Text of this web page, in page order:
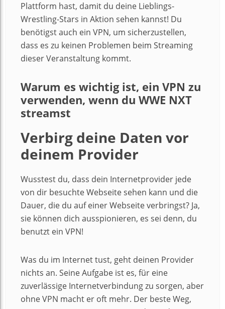
Plattform hast, damit du deine Lieblings-
Wrestling-Stars in Aktion sehen kannst! Du
benötigst auch ein VPN, um sicherzustellen,
dass es zu keinen Problemen beim Streaming
dieser Veranstaltung kommt.
Warum es wichtig ist, ein VPN zu
verwenden, wenn du WWE NXT
streamst
Verbirg deine Daten vor
deinem Provider
Wusstest du, dass dein Internetprovider jede
von dir besuchte Webseite sehen kann und die
Dauer, die du auf einer Webseite verbringst? Ja,
sie können dich ausspionieren, es sei denn, du
benutzt ein VPN!
Was du im Internet tust, geht deinen Provider
nichts an. Seine Aufgabe ist es, für eine
zuverlässige Internetverbindung zu sorgen, aber
ohne VPN macht er oft mehr. Der beste Weg,